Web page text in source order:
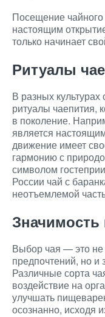
Посещение чайного
настоящим
только начинает
Ритуалы
В разных
ритуалы чаепития,
в поколение.
является
движение имеет
гармонию с
символом
России чай с
неотъемлемой
Выбор чая — это не
предпочтений, но и
Различные сорта
воздействие на
улучшать
осознанно, исходя